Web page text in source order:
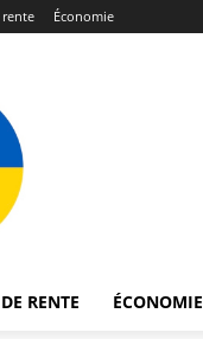
Économie
RENTE ÉCONOMIE